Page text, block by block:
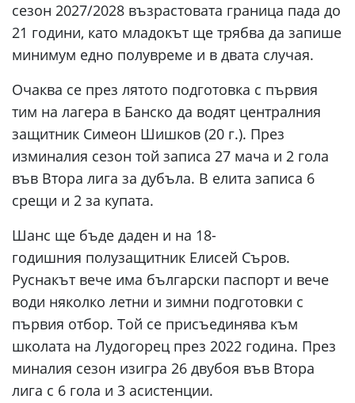
сезон 2027/2028 възрастовата граница пада до
21 години, като младокът ще трябва да запише
минимум едно полувреме и в двата случая.
Очаква се през лятото подготовка с първия
тим на лагера в Банско да водят централния
защитник Симеон Шишков (20 г.). През
изминалия сезон той записа 27 мача и 2 гола
във Втора лига за дубъла. В елита записа 6
срещи и 2 за купата.
Шанс ще бъде даден и на 18-
годишния полузащитник Елисей Съров.
Руснакът вече има български паспорт и вече
води няколко летни и зимни подготовки с
първия отбор. Той се присъединява към
школата на Лудогорец през 2022 година. През
миналия сезон изигра 26 двубоя във Втора
лига с 6 гола и 3 асистенции.